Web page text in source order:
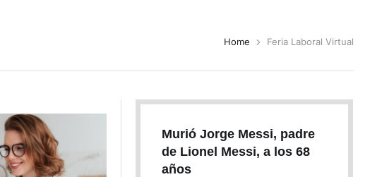
Home Feria Laboral Virtual
Murió Jorge Messi, padre
de Lionel Messi, a los 68
años